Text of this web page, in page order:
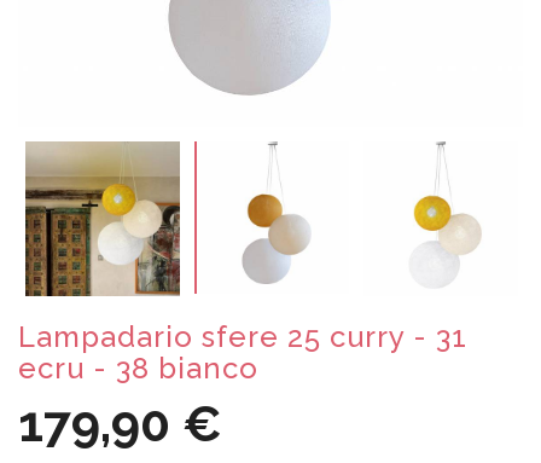
Lampadario sfere 25 curry - 31
ecru - 38 bianco
179,90 €